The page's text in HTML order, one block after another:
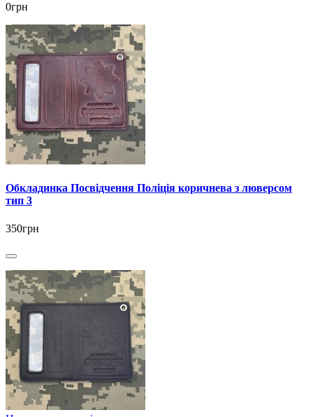
0грн
Обкладинка Посвідчення Поліція коричнева з люверсом
тип 3
350грн